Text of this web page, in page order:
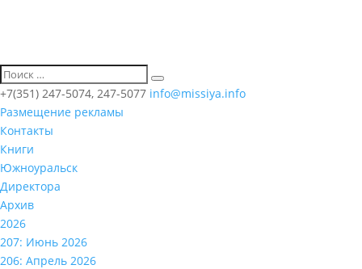
+7(351) 247-5074, 247-5077 info@missiya.info
Размещение рекламы
Контакты
Книги
Южноуральск
Директора
Архив
2026
207: Июнь 2026
206: Апрель 2026